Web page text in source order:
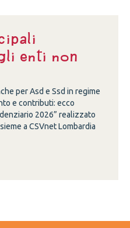
enti non
per Asd e Ssd in regime
e contributi: ecco
2026” realizzato
a CSVnet Lombardia